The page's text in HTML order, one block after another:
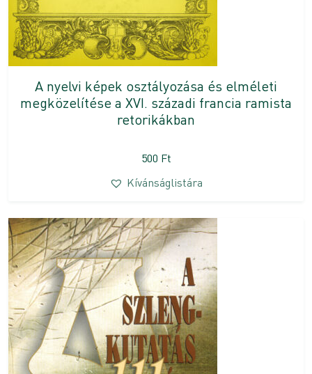
A nyelvi képek osztályozása és elméleti
megközelítése a XVI. századi francia ramista
retorikákban
500 Ft
Kívánságlistára